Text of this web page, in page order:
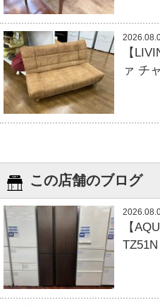
【
ァ チ
この店舗のブログ
【